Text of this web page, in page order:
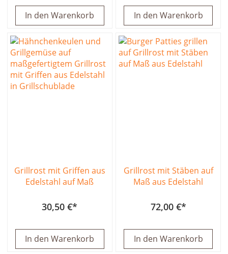
In den Warenkorb In den Warenkorb
Grillrost mit Griffen aus
Edelstahl auf Maß
30,50 €
In den Warenkorb
Grillrost mit Stäben auf
Maß aus Edelstahl
72,00 €
In den Warenkorb